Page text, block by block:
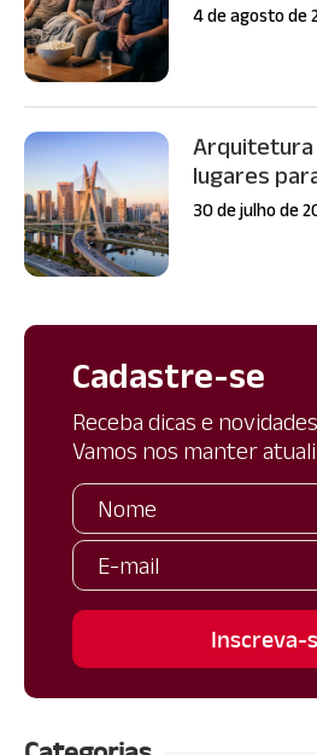
4 de agosto de
Arquitetura
lugares
30 de julho de
Cadastre-se
Receba dicas e
Vamos nos manter